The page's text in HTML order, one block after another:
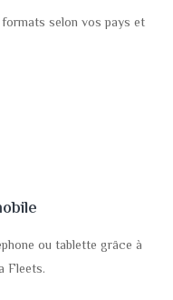
selon vos pays et
ou tablette grâce à
Fleets.